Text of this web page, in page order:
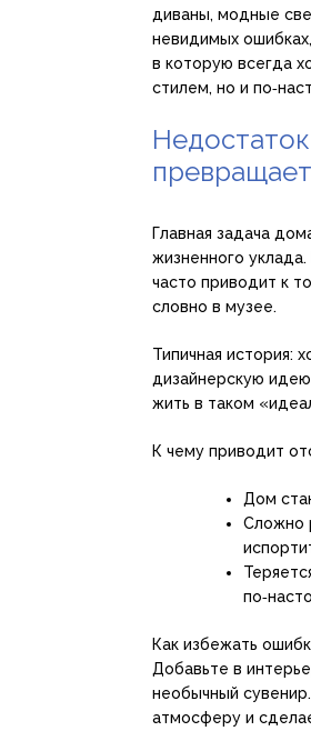
диваны, модные
невидимых
в которую всегда
стилем, но и
Главная задача
жизненного
часто приводит к
словно в музее.
Типичная история:
дизайнерскую
жить в таком
К чему приводит
Дом
Сложно
Как избежать
Добавьте в
необычный
атмосферу и